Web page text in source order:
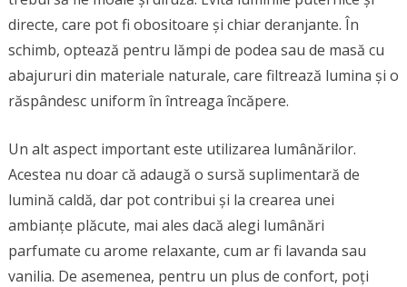
directe, care pot fi obositoare și chiar deranjante. În
schimb, optează pentru lămpi de podea sau de masă cu
abajururi din materiale naturale, care filtrează lumina și o
răspândesc uniform în întreaga încăpere.
Un alt aspect important este utilizarea lumânărilor.
Acestea nu doar că adaugă o sursă suplimentară de
lumină caldă, dar pot contribui și la crearea unei
ambianțe plăcute, mai ales dacă alegi lumânări
parfumate cu arome relaxante, cum ar fi lavanda sau
vanilia. De asemenea, pentru un plus de confort, poți